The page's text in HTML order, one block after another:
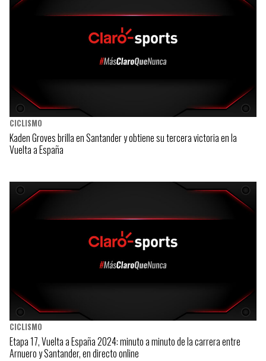
CICLISMO
Kaden Groves brilla en Santander y obtiene su tercera victoria en la
Vuelta a España
CICLISMO
Etapa 17, Vuelta a España 2024: minuto a minuto de la carrera entre
Arnuero y Santander, en directo online